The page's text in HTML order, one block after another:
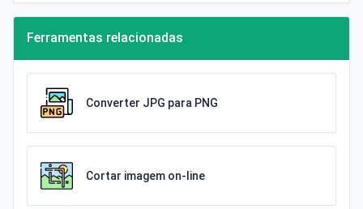
Ferramentas relacionadas
Converter JPG para PNG
Cortar imagem on-line